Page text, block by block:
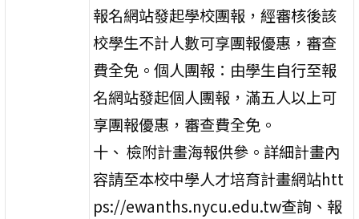
報名網站發起學校團報，經審核後該
校學生不計人數可享團報優惠，審查
費全免。個人團報：由學生自行至報
名網站發起個人團報，滿五人以上可
享團報優惠，審查費全免。
十、 檢附計畫海報供參。詳細計畫內
容請至本校中學人才培育計畫網站htt
ps://ewanths.nycu.edu.tw查詢、報